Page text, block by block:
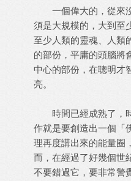
一個偉大的，從來沒
須是大規模的，大到至
至少人類的靈魂、人類
的部份，平庸的頭腦將
中心的部份，在聰明才
亮。
時間已經成熟了，時
作就是要創造出一個「
理再度講出來的能量圈
而，在經過了好幾個世
不要錯過它，要非常警